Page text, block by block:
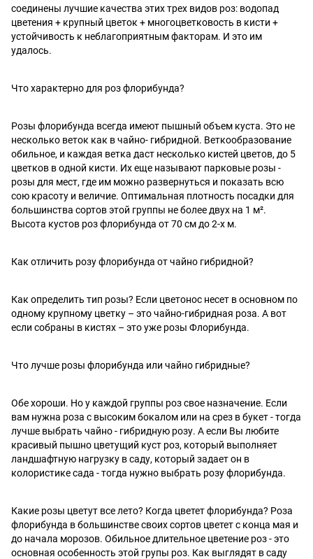
соединены лучшие качества этих трех видов роз: водопад
цветения + крупный цветок + многоцветковость в кисти +
устойчивость к неблагоприятным факторам. И это им
удалось.
Что характерно для роз флорибунда?
Розы флорибунда всегда имеют пышный объем куста. Это не
несколько веток как в чайно- гибридной. Веткообразование
обильное, и каждая ветка даст несколько кистей цветов, до 5
цветков в одной кисти. Их еще называют парковые розы -
розы для мест, где им можно развернуться и показать всю
сою красоту и величие. Оптимальная плотность посадки для
большинства сортов этой группы не более двух на 1 м².
Высота кустов роз флорибунда от 70 см до 2-х м.
Как отличить розу флорибунда от чайно гибридной?
Как определить тип розы? Если цветонос несет в основном по
одному крупному цветку – это чайно-гибридная роза. А вот
если собраны в кистях – это уже розы Флорибунда.
Что лучше розы флорибунда или чайно гибридные?
Обе хороши. Но у каждой группы роз свое назначение. Если
вам нужна роза с высоким бокалом или на срез в букет - тогда
лучше выбрать чайно - гибридную розу. А если Вы любите
красивый пышно цветущий куст роз, который выполняет
ландшафтную нагрузку в саду, который задает он в
колористике сада - тогда нужно выбрать розу флорибунда.
Какие розы цветут все лето? Когда цветет флорибунда? Роза
флорибунда в большинстве своих сортов цветет с конца мая и
до начала морозов. Обильное длительное цветение роз - это
основная особенность этой групы роз. Как выглядят в саду